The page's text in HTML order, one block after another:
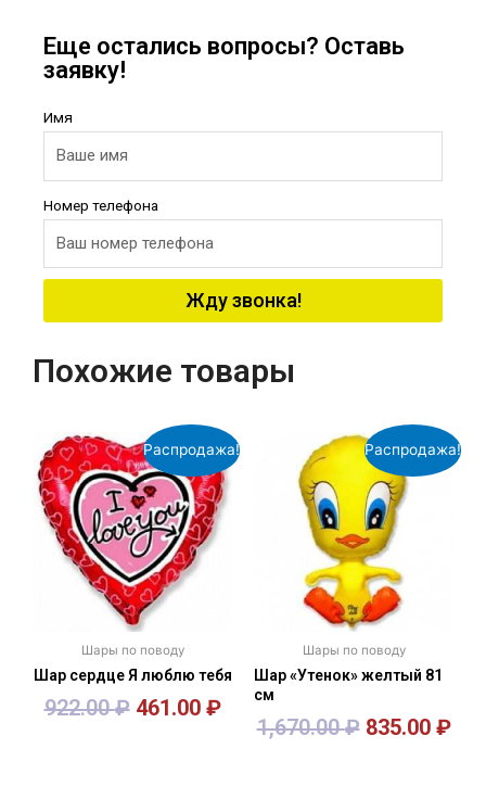
Еще остались вопросы? Оставь
заявку!
Имя
Номер телефона
Жду звонка!
Похожие товары
Распродажа!
Шары по поводу
Шар сердце Я люблю тебя
922.00₽ 461.00 ₽
Распродажа!
Шары по поводу
Шар «Утенок» желтый 81
см
1,670.00₽ 835.00 ₽